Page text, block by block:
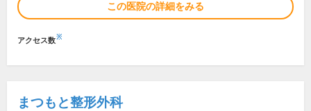
この医院の詳細をみる
アクセス数※
まつもと整形外科